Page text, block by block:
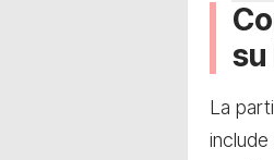
su
La